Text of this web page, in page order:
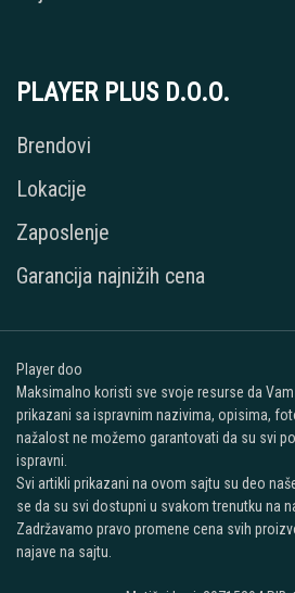
PLAYER PLUS D.O.O.
Brendovi
Lokacije
Zaposlenje
Garancija najnižih cena
Player doo
Maksimalno koristi sve svoje resurse da
prikazani sa ispravnim nazivima, opisima,
nažalost ne možemo garantovati da su svi
ispravni.
Svi artikli prikazani na ovom sajtu su deo
se da su svi dostupni u svakom trenutku na
Zadržavamo pravo promene cena svih
najave na sajtu.